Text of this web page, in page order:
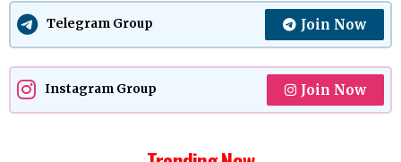
Telegram Group Join Now
Instagram Group Join Now